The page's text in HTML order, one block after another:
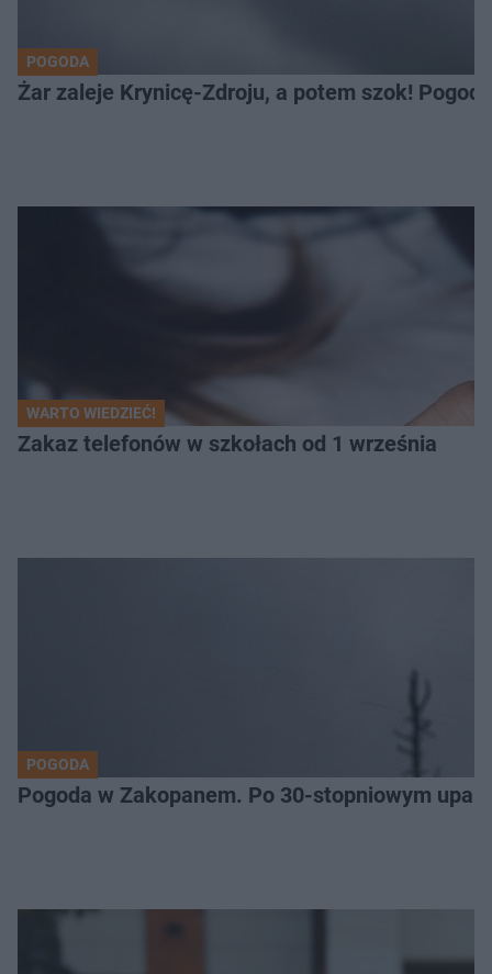
POGODA
Żar zaleje Krynicę-Zdroju, a potem szok!
WARTO WIEDZIEĆ!
Zakaz telefonów w szkołach od 1 września
POGODA
Pogoda w Zakopanem. Po 30-stopniowym